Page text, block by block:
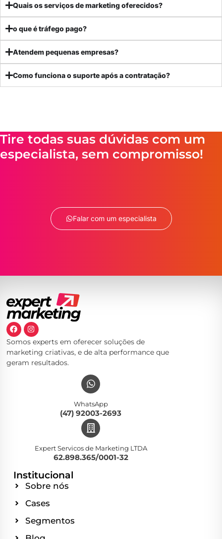
Quais os serviços de marketing oferecidos?
o que é tráfego pago?
Atendem pequenas empresas?
Como funciona o suporte após a contratação?
Tire todas suas dúvidas com um
especialista, sem compromisso!
Falar com um especialista
Somos experts em oferecer soluções de
marketing criativas, e de alta performance que
geram resultados.
WhatsApp
(47) 92003-2693
Expert Servicos de Marketing LTDA
62.898.365/0001-32
Institucional
Sobre nós
Cases
Segmentos